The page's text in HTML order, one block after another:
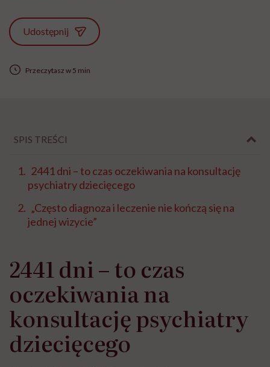
Udostępnij
Przeczytasz w 5 min
SPIS TREŚCI
2441 dni – to czas oczekiwania na konsultację
psychiatry dziecięcego
„Często diagnoza i leczenie nie kończą się na
jednej wizycie”
2441 dni – to czas
oczekiwania na
konsultację psychiatry
dziecięcego